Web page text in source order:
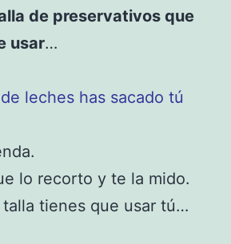
de preservativos que
usar…
leches has sacado tú
lo recorto y te la mido.
tienes que usar tú…